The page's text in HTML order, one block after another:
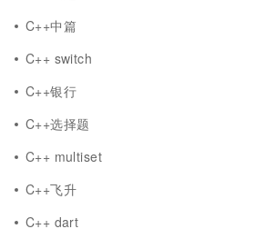
C++中篇
C++ switch
C++银行
C++选择题
C++ multiset
C++飞升
C++ dart